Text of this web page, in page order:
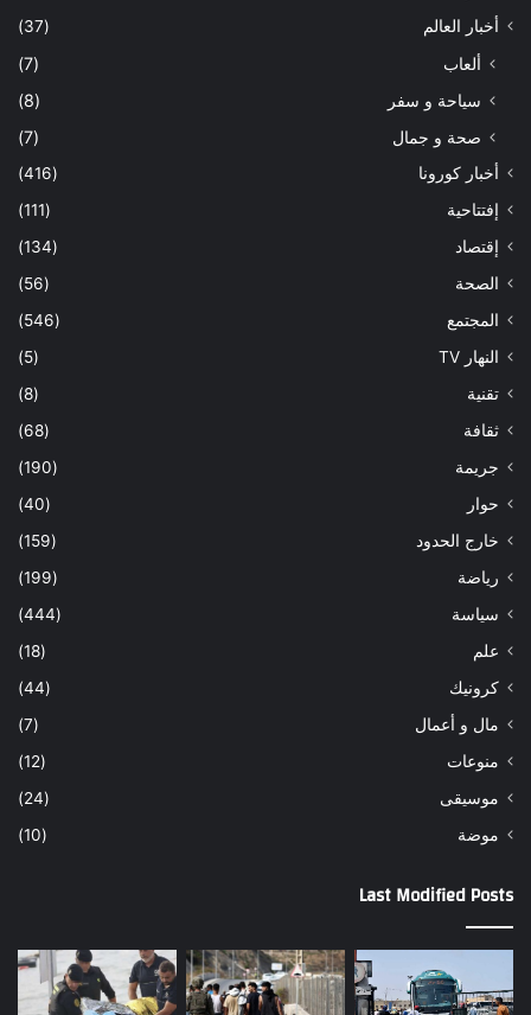
أخبار العالم
(37)
ألعاب
(7)
سياحة و سفر
(8)
صحة و جمال
(7)
أخبار كورونا
(416)
إفتتاحية
(111)
إقتصاد
(134)
الصحة
(56)
المجتمع
(546)
النهار TV
(5)
تقنية
(8)
ثقافة
(68)
جريمة
(190)
حوار
(40)
خارج الحدود
(159)
رياضة
(199)
سياسة
(444)
علم
(18)
كرونيك
(44)
مال و أعمال
(7)
منوعات
(12)
موسيقى
(24)
موضة
(10)
Last Modified Posts